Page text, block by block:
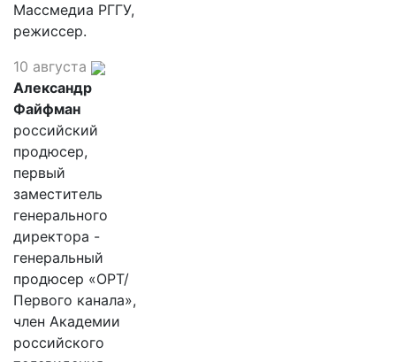
Массмедиа РГГУ,
режиссер.
10 августа
Александр
Файфман
российский
продюсер,
первый
заместитель
генерального
директора -
генеральный
продюсер «ОРТ/
Первого канала»,
член Академии
российского